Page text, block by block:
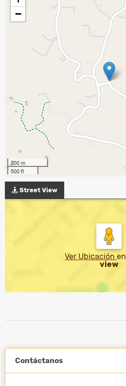
−
200 m
500 ft
Street View
Ver Ubicación en
view
Contáctanos